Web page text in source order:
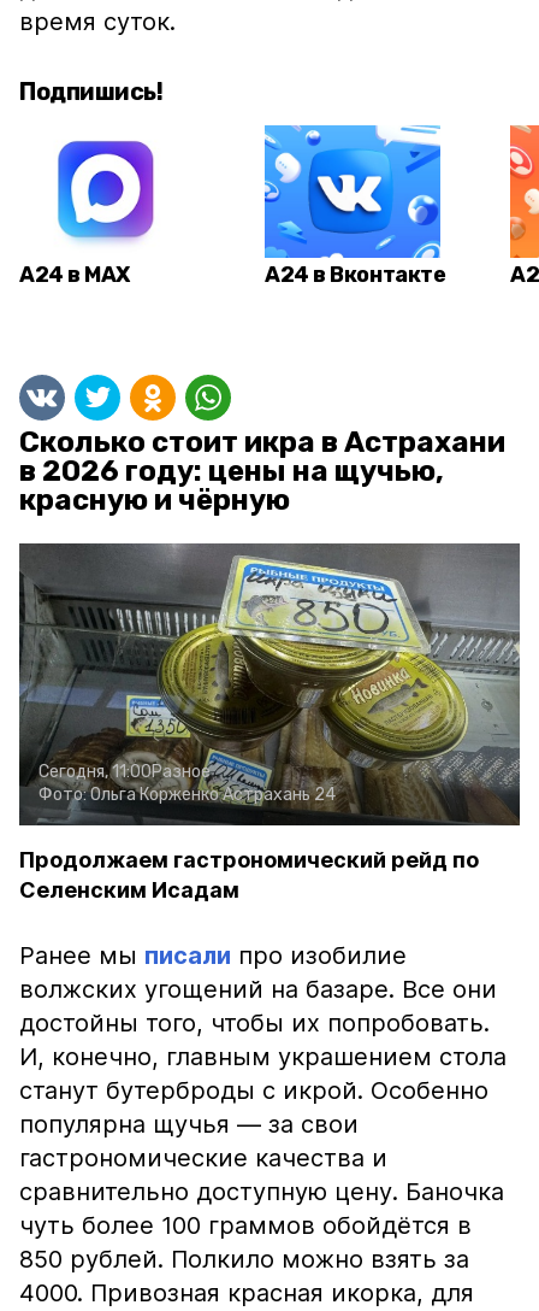
время суток.
Подпишись!
А24 в MAX А24 в Вконтакте
Сколько стоит икра в Астрахани
в 2026 году: цены на щучью,
красную и чёрную
Сегодня, 11:00Разное
Фото:Ольга КорженкоАстрахань 24
Продолжаем гастрономический рейд по
Селенским Исадам
Ранее мы писали про изобилие
волжских угощений на базаре. Все они
достойны того, чтобы их попробовать.
И, конечно, главным украшением стола
станут бутерброды с икрой. Особенно
популярна щучья — за свои
гастрономические качества и
сравнительно доступную цену. Баночка
чуть более 100 граммов обойдётся в
850 рублей. Полкило можно взять за
4000. Привозная красная икорка, для